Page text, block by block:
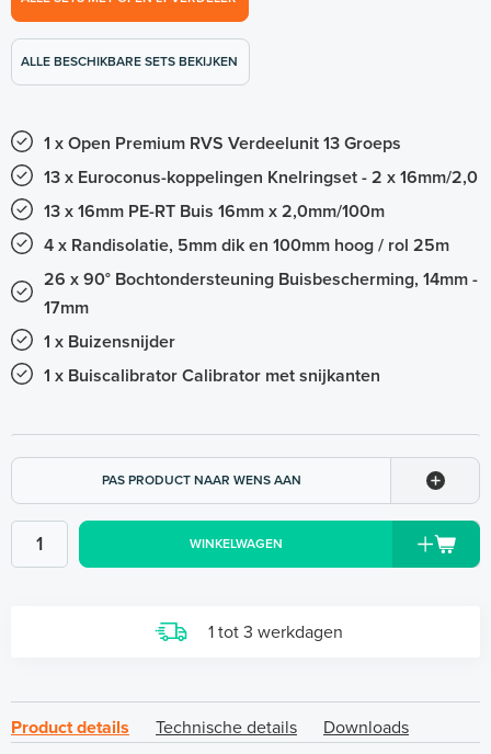
ALLE BESCHIKBARE SETS BEKIJKEN
1 x Open Premium RVS Verdeelunit 13 Groeps
13 x Euroconus-koppelingen Knelringset - 2 x 16mm/2,0
13 x 16mm PE-RT Buis 16mm x 2,0mm/100m
4 x Randisolatie, 5mm dik en 100mm hoog / rol 25m
26 x 90° Bochtondersteuning Buisbescherming, 14mm -
17mm
1 x Buizensnijder
1 x Buiscalibrator Calibrator met snijkanten
PAS PRODUCT NAAR WENS AAN
WINKELWAGEN
1 tot 3 werkdagen
Product details Technische details Downloads